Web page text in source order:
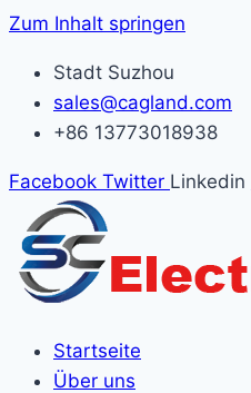
Zum Inhalt springen
Stadt Suzhou
sales@cagland.com
+86 13773018938
Facebook Twitter Linkedin
Startseite
Über uns